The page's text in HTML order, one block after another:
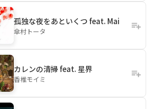
孤独な夜をあといくつ feat. Mai
傘村トータ
カレンの清掃 feat. 星界
香椎モイミ